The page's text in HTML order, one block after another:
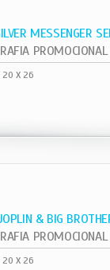
MESSENGER
PROMOCIONAL
20 X 26
& BIG
PROMOCIONAL
20 X 26